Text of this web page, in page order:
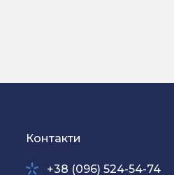
Контакти
+38 (096) 524-54-74